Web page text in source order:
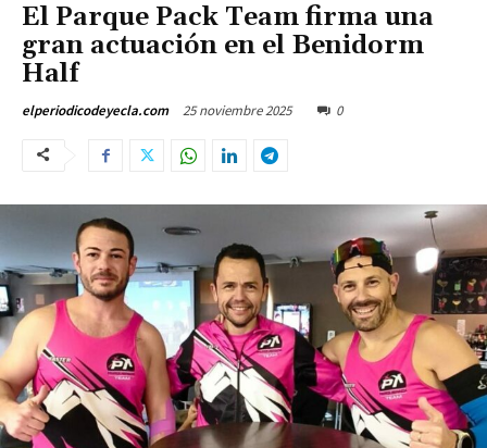
El Parque Pack Team firma una
gran actuación en el Benidorm
Half
elperiodicodeyecla.com 25 noviembre 2025 0